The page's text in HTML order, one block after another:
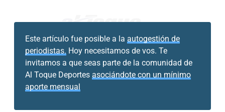
Este artículo fue posible a la autogestión de
periodistas. Hoy necesitamos de vos. Te
invitamos a que seas parte de la comunidad de
Al Toque Deportes asociándote con un mínimo
aporte mensual